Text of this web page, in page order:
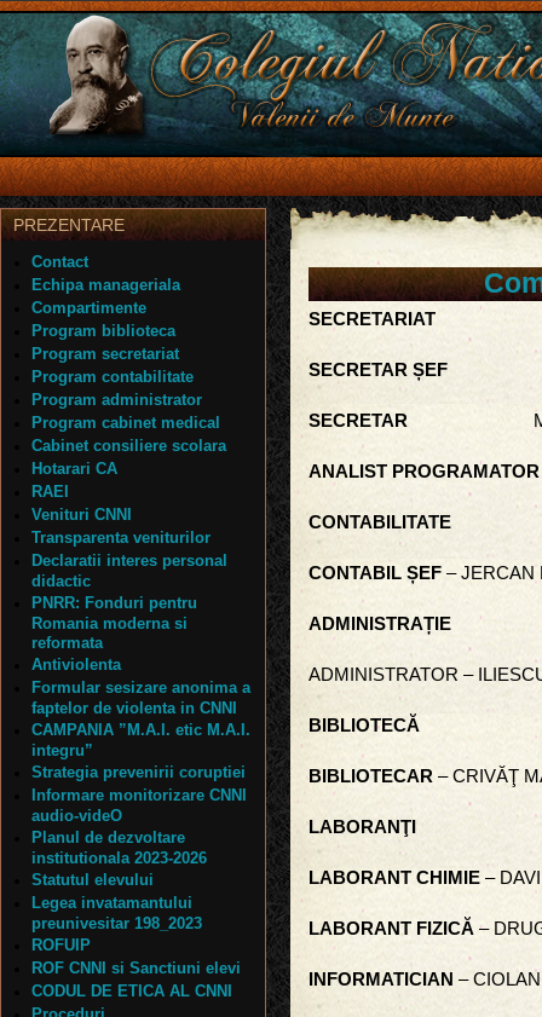
SECRETARIAT
SECRETAR ȘEF
SECRETAR
ANALIST PROGRAMATOR
CONTABILITATE
CONTABIL ȘEF – JERCAN
ADMINISTRAȚIE
ADMINISTRATOR –
BIBLIOTECĂ
BIBLIOTECAR – CRIVĂŢ
LABORANŢI
LABORANT CHIMIE –
LABORANT FIZICĂ –
INFORMATICIAN –
PREZENTARE
Contact
Echipa manageriala
Compartimente
Program biblioteca
Program secretariat
Program contabilitate
Program administrator
Program cabinet medical
Cabinet consiliere scolara
Hotarari CA
RAEI
Venituri CNNI
Transparenta veniturilor
Declaratii interes personal
didactic
PNRR: Fonduri pentru
Romania moderna si
reformata
Antiviolenta
Formular sesizare anonima a
faptelor de violenta in CNNI
CAMPANIA ”M.A.I. etic M.A.I.
integru”
Strategia prevenirii coruptiei
Informare monitorizare CNNI
audio-videO
Planul de dezvoltare
institutionala 2023-2026
Statutul elevului
Legea invatamantului
preunivesitar 198_2023
ROFUIP
ROF CNNI si Sanctiuni elevi
CODUL DE ETICA AL CNNI